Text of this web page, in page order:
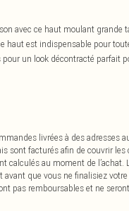
avec ce haut moulant grande
haut est indispensable pour
un look décontracté parfait
livrées à des adresses
sont facturés afin de couvrir
calculés au moment de
que vous ne finalisiez
pas remboursables et ne